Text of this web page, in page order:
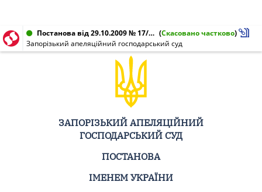
Постанова від 29.10.2009 № 17/243/09 (Скасовано частково)
Запорізький апеляційний господарський суд
ЗАПОРІЗЬКИЙ АПЕЛЯЦІЙНИЙ
ГОСПОДАРСЬКИЙ СУД
ПОСТАНОВА
ІМЕНЕМ УКРАЇНИ